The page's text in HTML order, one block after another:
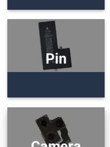
Pin